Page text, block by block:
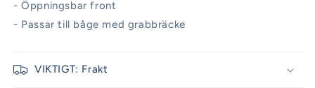
- Öppningsbar front
- Passar till båge med grabbräcke
VIKTIGT: Frakt